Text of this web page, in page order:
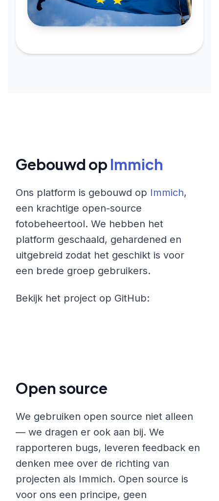
Gebouwd op Immich
Ons platform is gebouwd op Immich,
een krachtige open-source
fotobeheertool. We hebben het
platform geschaald, gehardened en
uitgebreid zodat het geschikt is voor
een brede groep gebruikers.
Bekijk het project op GitHub:
Open source
We gebruiken open source niet alleen
— we dragen er ook aan bij. We
rapporteren bugs, leveren feedback en
denken mee over de richting van
projecten als Immich. Open source is
voor ons een principe, geen